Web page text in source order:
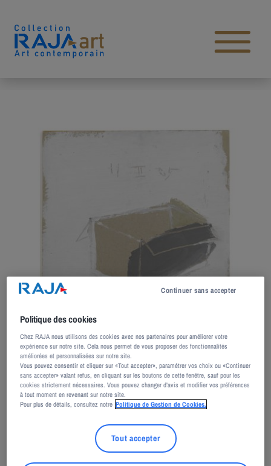
Open main menu
Jean-Pierre SCHNEIDER
Le carton
Adagp, Paris, 2026
Politique des cookies
Chez RAJA nous utilisons des cookies avec nos partenaires pour améliorer votre
expérience sur notre site. Cela nous permet de vous proposer des fonctionnalités
améliorées et personnalisées sur notre site.
Vous pouvez consentir et cliquer sur «Tout accepter», paramétrer vos choix ou «Continuer
sans accepter» valant refus, en cliquant sur les boutons de cette fenêtre, sauf pour les
cookies strictement nécessaires. Vous pouvez changer d’avis et modifier vos préférences
à tout moment en revenant sur notre site.
Pour plus de détails, consultez notre Politique de Gestion de Cookies.
Continuer sans accepter
Tout accepter